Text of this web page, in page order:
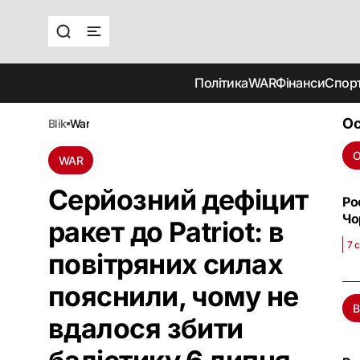
ПолітикаWARФінанси
blik war
WAR
Серйозний дефіцит
ракет до Patriot: в
повітряних силах
пояснили, чому не
вдалося збити
7